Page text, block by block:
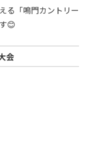
る「鳴門カントリー
😊
会